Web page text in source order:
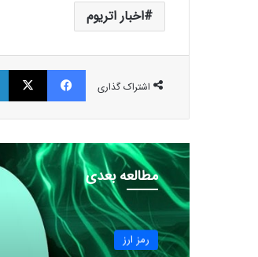
اخبار اتریوم
اشتراک گذاری
فیسبوک
مطالعه بعدی
رمز ارز